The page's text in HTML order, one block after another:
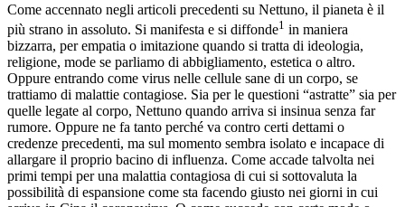
Come accennato negli articoli precedenti su Nettuno, il pianeta è il
più strano in assoluto. Si manifesta e si diffonde1 in maniera
bizzarra, per empatia o imitazione quando si tratta di ideologia,
religione, mode se parliamo di abbigliamento, estetica o altro.
Oppure entrando come virus nelle cellule sane di un corpo, se
trattiamo di malattie contagiose. Sia per le questioni “astratte” sia per
quelle legate al corpo, Nettuno quando arriva si insinua senza far
rumore. Oppure ne fa tanto perché va contro certi dettami o
credenze precedenti, ma sul momento sembra isolato e incapace di
allargare il proprio bacino di influenza. Come accade talvolta nei
primi tempi per una malattia contagiosa di cui si sottovaluta la
possibilità di espansione come sta facendo giusto nei giorni in cui